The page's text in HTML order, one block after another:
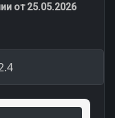
от 25.05.2026